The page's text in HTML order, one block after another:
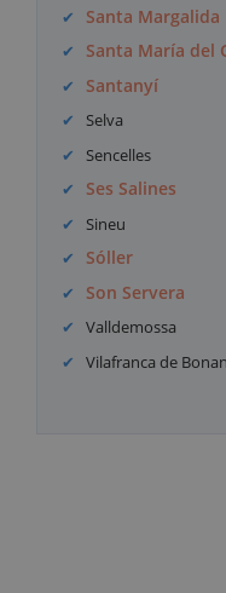
Santa Margalida
Santa María del
Santanyí
Selva
Sencelles
Ses Salines
Sineu
Sóller
Son Servera
Valldemossa
Vilafranca de